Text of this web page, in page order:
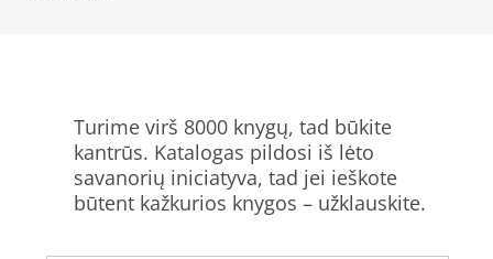
Turime virš 8000 knygų, tad būkite
kantrūs. Katalogas pildosi iš lėto
savanorių iniciatyva, tad jei ieškote
būtent kažkurios knygos – užklauskite.